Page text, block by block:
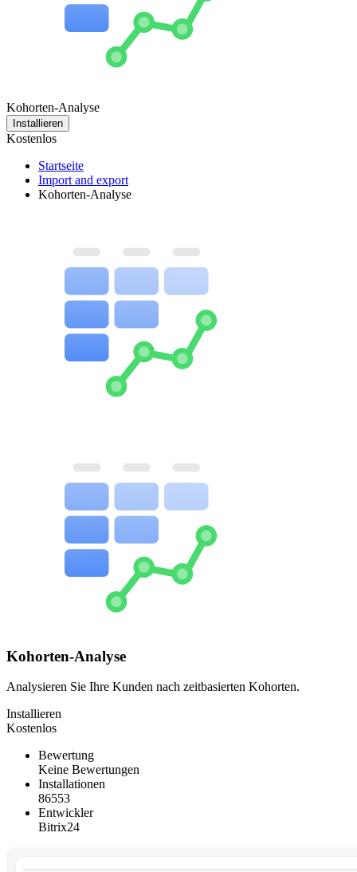
Kohorten-Analyse
Installieren
Kostenlos
Startseite
Import and export
Kohorten-Analyse
Kohorten-Analyse
Analysieren Sie Ihre Kunden nach zeitbasierten Kohorten.
Installieren
Kostenlos
Bewertung
Keine Bewertungen
Installationen
86553
Entwickler
Bitrix24